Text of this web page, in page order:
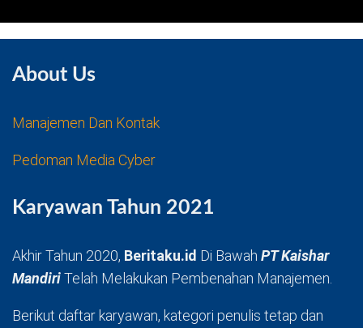
About Us
Manajemen Dan Kontak
Pedoman Media Cyber
Karyawan Tahun 2021
Akhir Tahun 2020, Beritaku.id Di Bawah PT Kaishar
MandiriTelah Melakukan Pembenahan Manajemen.
Berikut daftar karyawan, kategori penulis tetap dan